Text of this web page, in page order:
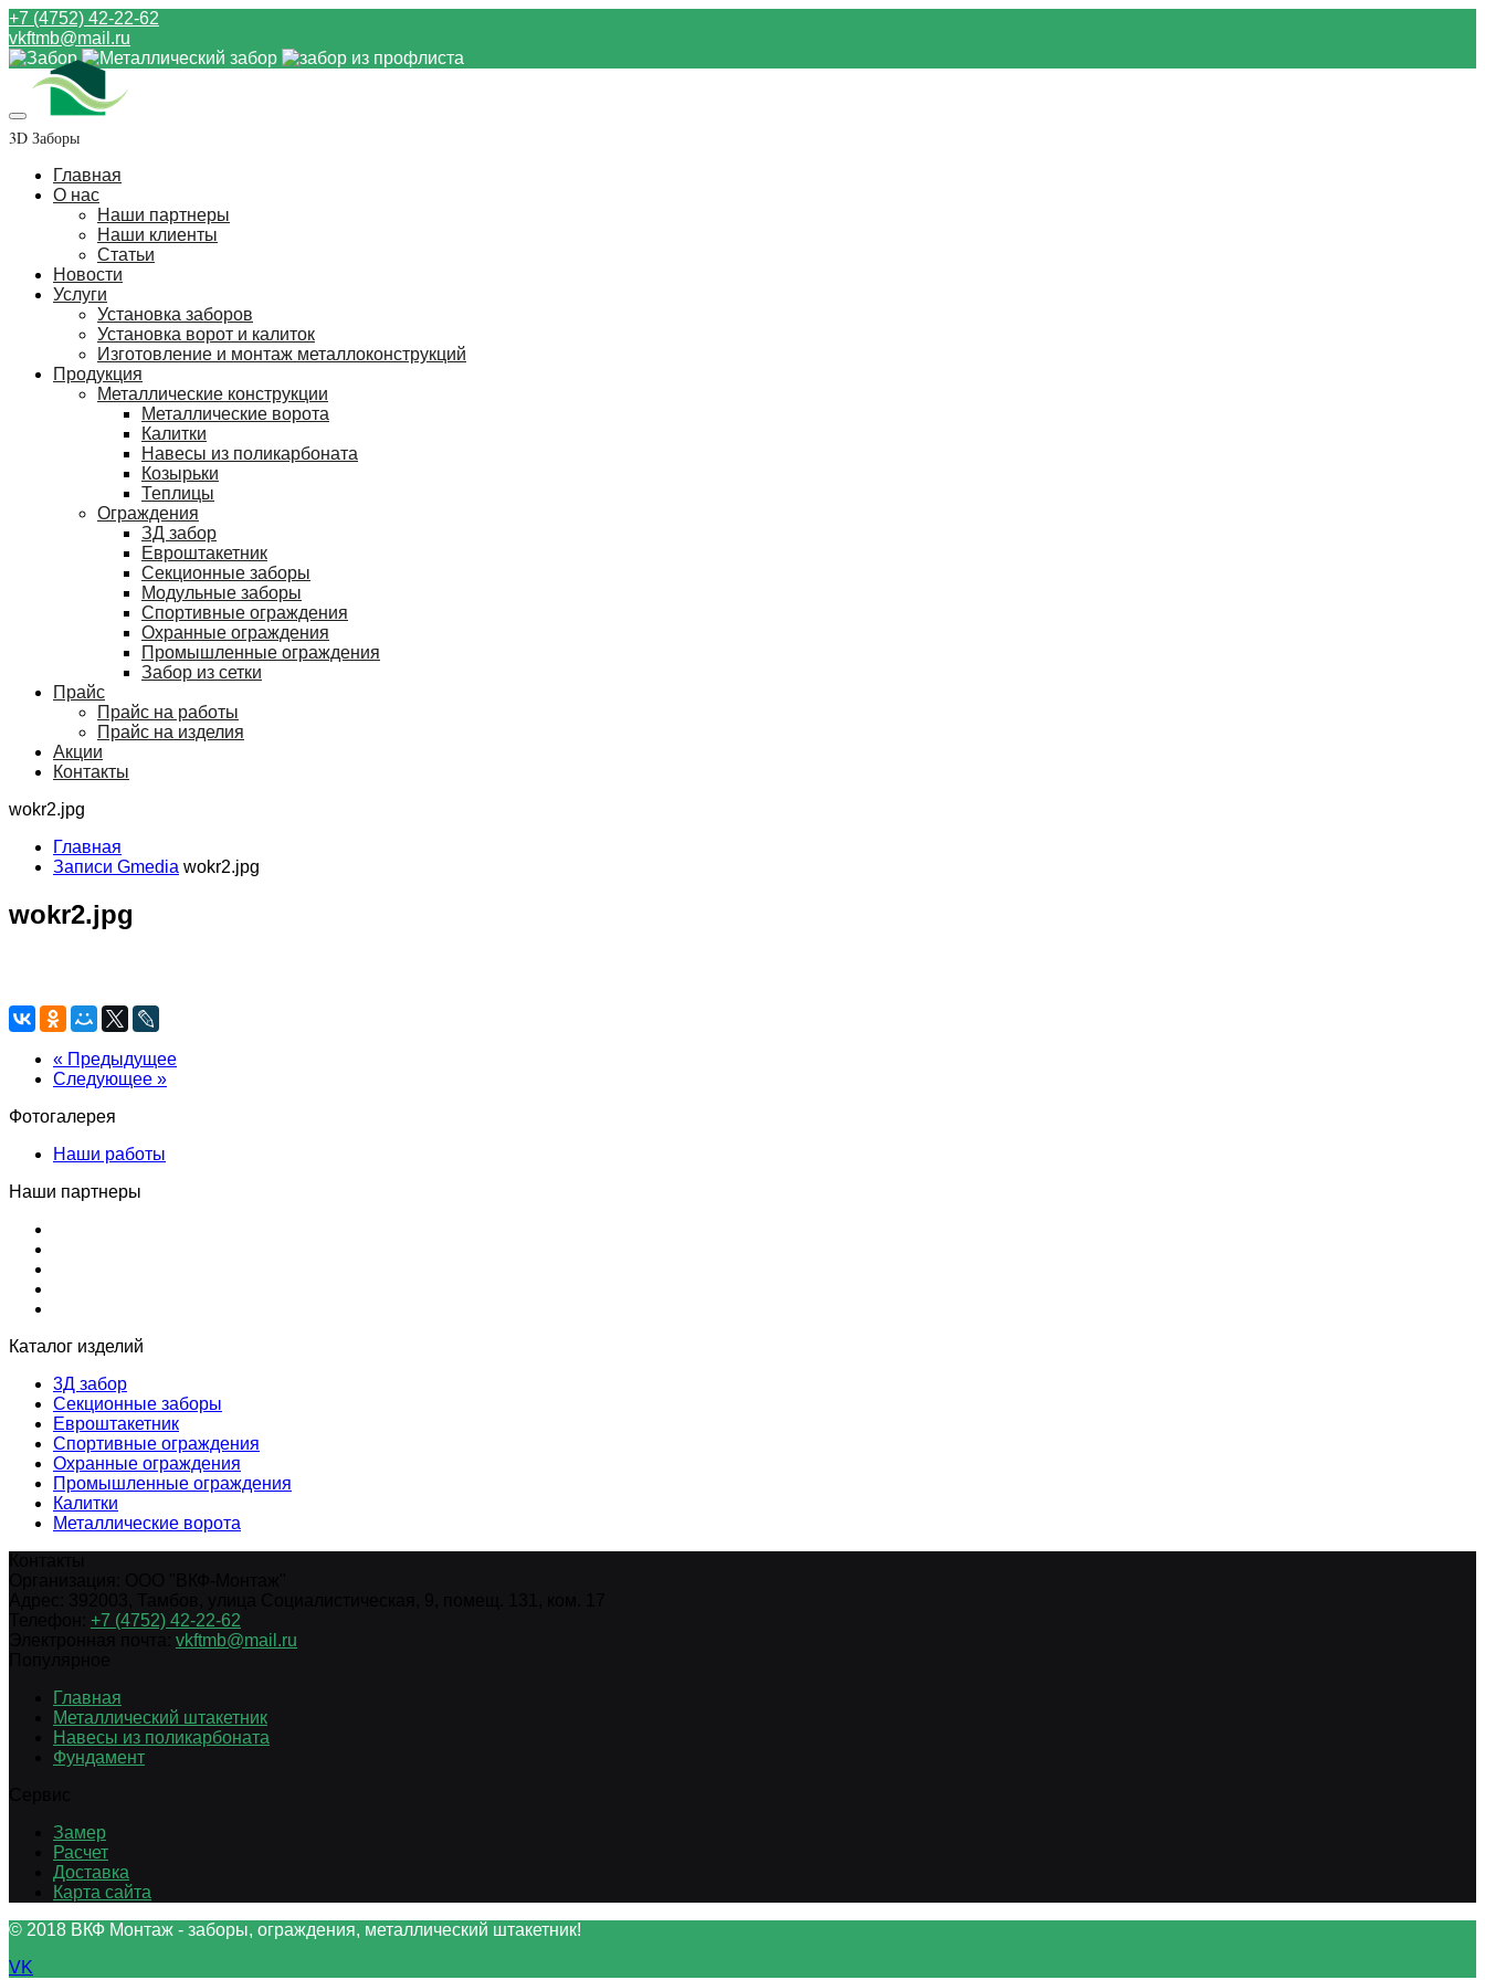
+7 (4752) 42-22-62
vkftmb@mail.ru
3D Заборы
Главная
О нас
Наши партнеры
Наши клиенты
Статьи
Новости
Услуги
Установка заборов
Установка ворот и калиток
Изготовление и монтаж металлоконструкций
Продукция
Металлические конструкции
Металлические ворота
Калитки
Навесы из поликарбоната
Козырьки
Теплицы
Ограждения
ЗД забор
Евроштакетник
Секционные заборы
Модульные заборы
Спортивные ограждения
Охранные ограждения
Промышленные ограждения
Забор из сетки
Прайс
Прайс на работы
Прайс на изделия
Акции
Контакты
wokr2.jpg
Главная
Записи Gmedia wokr2.jpg
wokr2.jpg
« Предыдущее
Следующее »
Фотогалерея
Наши работы
Наши партнеры
Каталог изделий
3Д забор
Секционные заборы
Евроштакетник
Спортивные ограждения
Охранные ограждения
Промышленные ограждения
Калитки
Металлические ворота
+7 (4752) 42-22-62
vkftmb@mail.ru
Главная
Металлический штакетник
Навесы из поликарбоната
Фундамент
Замер
Расчет
Доставка
Карта сайта
© 2018 ВКФ Монтаж - заборы, ограждения, металлический штакетник!
VK